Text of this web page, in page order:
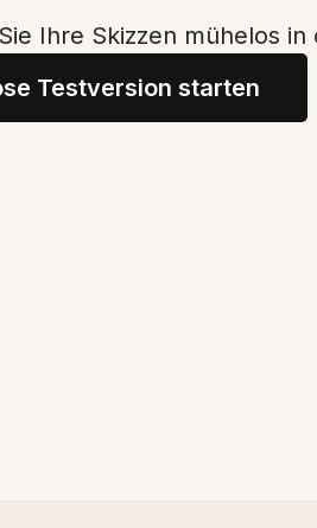
Ihre Skizzen mühelos in
Testversion starten